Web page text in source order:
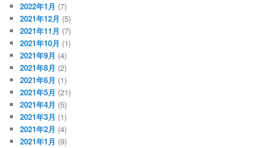
2022年1月 (7)
2021年12月 (5)
2021年11月 (7)
2021年10月 (1)
2021年9月 (4)
2021年8月 (2)
2021年6月 (1)
2021年5月 (21)
2021年4月 (5)
2021年3月 (1)
2021年2月 (4)
2021年1月 (9)